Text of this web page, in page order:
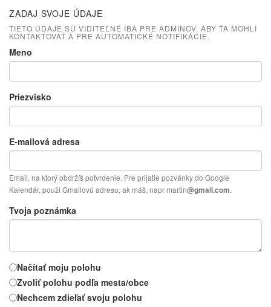
ZADAJ SVOJE ÚDAJE
TIETO ÚDAJE SÚ VIDITEĽNÉ IBA PRE ADMINOV, ABY ŤA MOHLI
KONTAKTOVAŤ A PRE AUTOMATICKÉ NOTIFIKÁCIE.
Meno
Priezvisko
E-mailová adresa
Email, na ktorý obdržíš potvrdenie. Pre prijatie pozvánky do Google
Kalendár, použi Gmailovú adresu, ak máš, napr martin@gmail.com.
Tvoja poznámka
Načítať moju polohu
Zvoliť polohu podľa mesta/obce
Nechcem zdieľať svoju polohu